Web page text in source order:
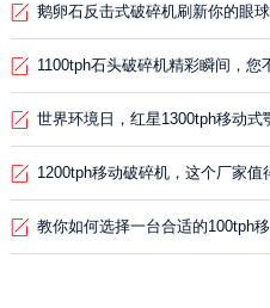
鹅卵石反击式破碎机刷新你的眼球
1100tph石头破碎机精彩瞬间，您
1200tph移动破碎机，这个厂家值
教你如何选择一台合适的100tph